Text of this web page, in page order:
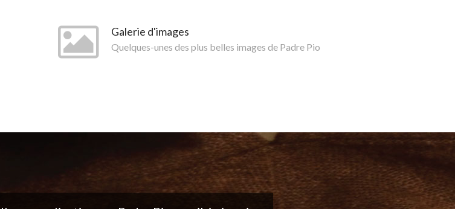
Galerie d'images
Quelques-unes des plus belles images de Padre Pio